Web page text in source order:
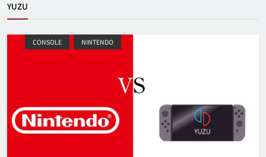
YUZU
CONSOLE NINTENDO